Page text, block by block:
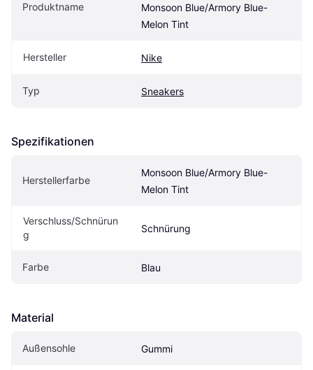
Produktname
Monsoon Blue/Armory Blue-
Melon Tint
Hersteller Nike
Typ Sneakers
Spezifikationen
Herstellerfarbe
Monsoon Blue/Armory Blue-
Melon Tint
Verschluss/Schnürun
g
Schnürung
Farbe Blau
Material
Außensohle Gummi